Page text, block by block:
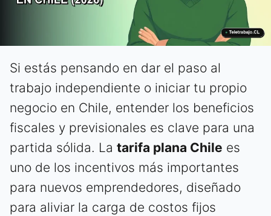
Si estás pensando en dar el paso al
trabajo independiente o iniciar tu propio
negocio en Chile, entender los beneficios
fiscales y previsionales es clave para una
partida sólida. La tarifa plana Chile es
uno de los incentivos más importantes
para nuevos emprendedores, diseñado
para aliviar la carga de costos fijos